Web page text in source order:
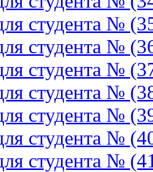
студента №
студента №
студента №
студента №
студента №
студента №
студента №